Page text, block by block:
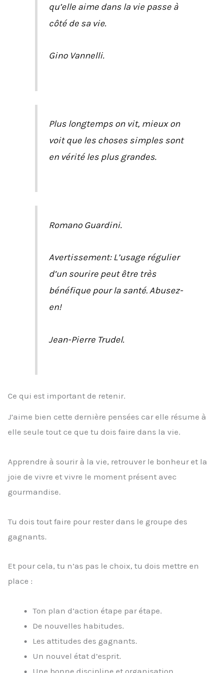
qu’elle aime dans la vie passe à
côté de sa vie.
Gino Vannelli.
Plus longtemps on vit, mieux on
voit que les choses simples sont
en vérité les plus grandes.
Romano Guardini.
Avertissement: L’usage régulier
d’un sourire peut être très
bénéfique pour la santé. Abusez-
en!
Jean-Pierre Trudel.
Ce qui est important de retenir.
J’aime bien cette dernière pensées car elle résume à
elle seule tout ce que tu dois faire dans la vie.
Apprendre à sourir à la vie, retrouver le bonheur et la
joie de vivre et vivre le moment présent avec
gourmandise.
Tu dois tout faire pour rester dans le groupe des
gagnants.
Et pour cela, tu n’as pas le choix, tu dois mettre en
place :
Ton plan d’action étape par étape.
De nouvelles habitudes.
Les attitudes des gagnants.
Un nouvel état d’esprit.